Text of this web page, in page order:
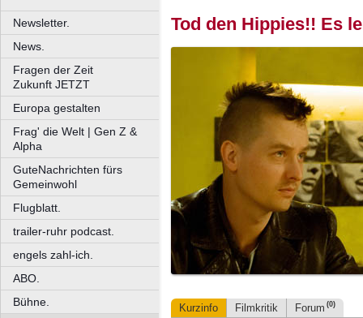
Newsletter.
News.
Fragen der Zeit
Zukunft JETZT
Europa gestalten
Frag' die Welt | Gen Z &
Alpha
GuteNachrichten fürs
Gemeinwohl
Flugblatt.
trailer-ruhr podcast.
engels zahl-ich.
ABO.
Bühne.
Tod den Hippies!! Es
Kurzinfo Filmkritik Forum (0)